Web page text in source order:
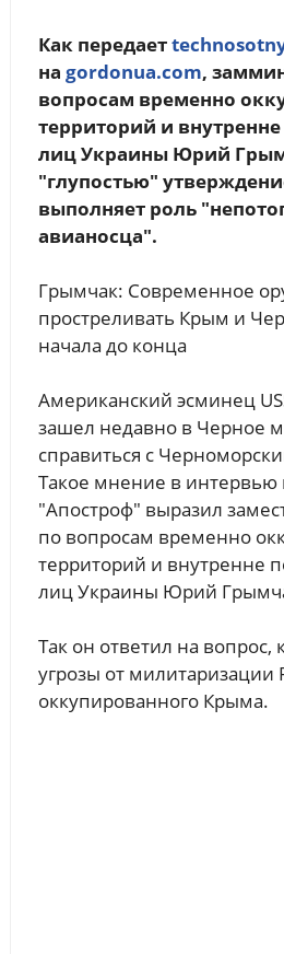
Как передает
на gordonua.com,
вопросам временно
территорий и
лиц Украины Юрий
"глупостью"
выполняет роль
авианосца".
Грымчак: Современное
простреливать Крым и
начала до конца
Американский эсминец
зашел недавно в Черное
справиться с
Такое мнение в
"Апостроф" выразил
по вопросам временно
территорий и внутренне
лиц Украины Юрий
Так он ответил на вопрос,
угрозы от милитаризации
оккупированного Крыма.